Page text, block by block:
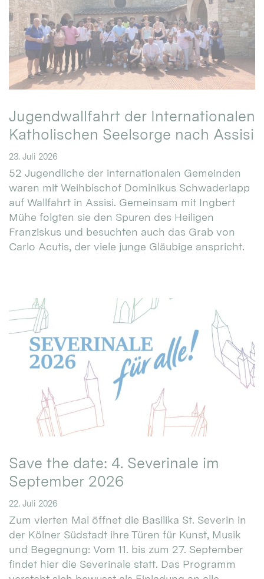
Jugendwallfahrt der Internationalen
Katholischen Seelsorge nach Assisi
23. Juli 2026
52 Jugendliche der internationalen Gemeinden
waren mit Weihbischof Dominikus Schwaderlapp
auf Wallfahrt in Assisi. Gemeinsam mit Ingbert
Mühe folgten sie den Spuren des Heiligen
Franziskus und besuchten auch das Grab von
Carlo Acutis, der viele junge Gläubige anspricht.
Save the date: 4. Severinale im
September 2026
22. Juli 2026
Zum vierten Mal öffnet die Basilika St. Severin in
der Kölner Südstadt ihre Türen für Kunst, Musik
und Begegnung: Vom 11. bis zum 27. September
findet hier die Severinale statt. Das Programm